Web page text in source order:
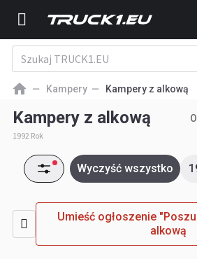
Kampery Kampery z alkową
Kampery z alkową
1992 Rok
Wyczyść wszystko
Umieść ogłoszenie
alkową